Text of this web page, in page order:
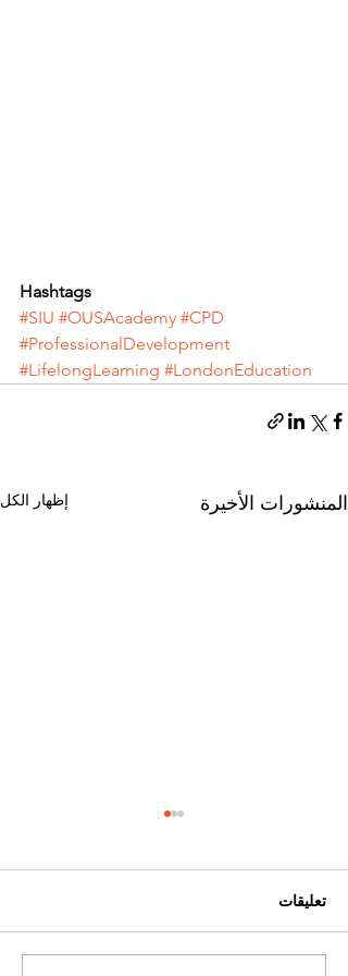
Hashtags
#SIU #OUSAcademy #CPD
#ProfessionalDevelopment
#LifelongLearning #LondonEducation
المنشورات الأخيرة إظهار الكل
تعليقات